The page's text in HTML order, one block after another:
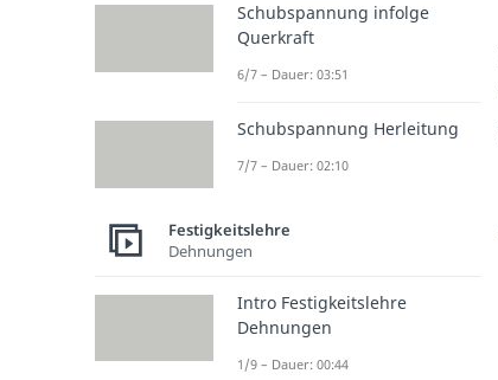
Schubspannung infolge
Querkraft
6/7 – Dauer: 03:51
Schubspannung Herleitung
7/7 – Dauer: 02:10
Festigkeitslehre
Dehnungen
Intro Festigkeitslehre
Dehnungen
1/9 – Dauer: 00:44